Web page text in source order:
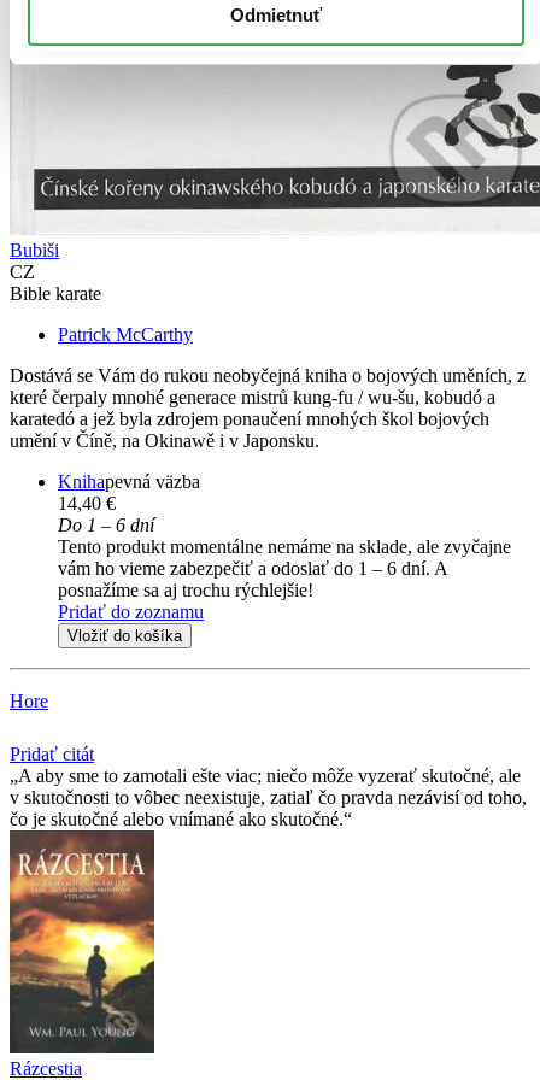
Odmietnuť
Bubiši
CZ
Bible karate
Patrick McCarthy
Dostává se Vám do rukou neobyčejná kniha o bojových uměních, z
které čerpaly mnohé generace mistrů kung-fu / wu-šu, kobudó a
karatedó a jež byla zdrojem ponaučení mnohých škol bojových
umění v Číně, na Okinawě i v Japonsku.
Knihapevná väzba
14,40 €
Do 1 – 6 dní
Tento produkt momentálne nemáme na sklade, ale zvyčajne
vám ho vieme zabezpečiť a odoslať do 1 – 6 dní. A
posnažíme sa aj trochu rýchlejšie!
Pridať do zoznamu
Vložiť do košíka
Hore
Pridať citát
A aby sme to zamotali ešte viac; niečo môže vyzerať skutočné, ale
v skutočnosti to vôbec neexistuje, zatiaľ čo pravda nezávisí od toho,
čo je skutočné alebo vnímané ako skutočné.
Rázcestia